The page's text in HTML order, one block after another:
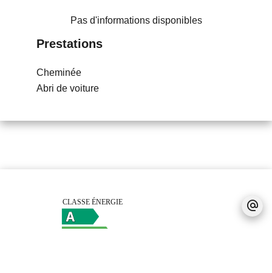
Pas d'informations disponibles
Prestations
Cheminée
Abri de voiture